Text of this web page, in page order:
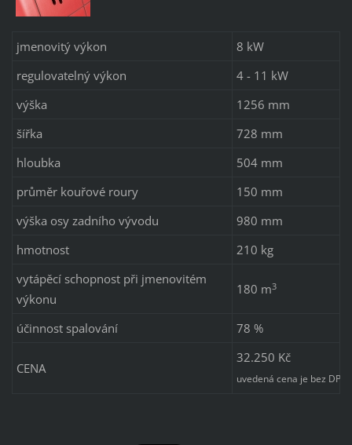
jmenovitý výkon
8 kW
regulovatelný výkon
4 - 11 kW
výška
1256 mm
šířka
728 mm
hloubka
504 mm
průměr kouřové roury
150 mm
výška osy zadního vývodu
980 mm
hmotnost
210 kg
vytápěcí schopnost při jmenovitém
výkonu
180 m3
účinnost spalování 78 %
CENA
32.250 Kč
uvedená cena je bez DPH